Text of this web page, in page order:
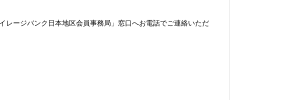
ージバンク日本地区会員事務局」窓口へお電話でご連絡いただ